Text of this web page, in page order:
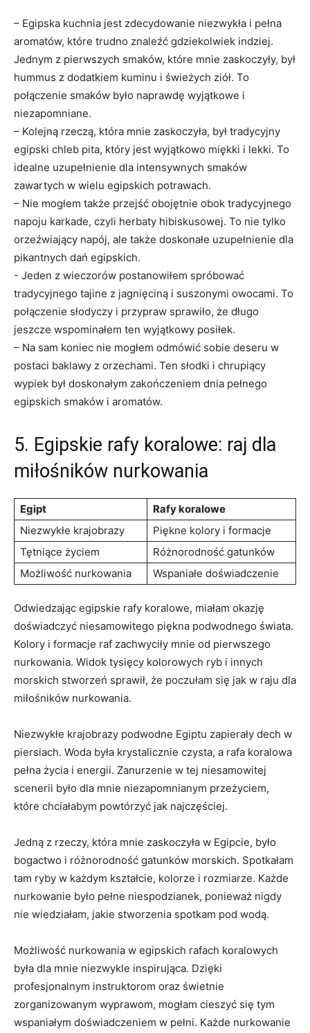
– Egipska kuchnia jest zdecydowanie niezwykła i pełna
aromatów, które ‍trudno znaleźć ​gdziekolwiek ⁤indziej.
Jednym z‌ pierwszych smaków,‍ które mnie zaskoczyły, był
hummus ⁤z dodatkiem‍ kuminu i świeżych ziół. To
połączenie smaków⁤ było naprawdę wyjątkowe i
niezapomniane.
– ⁣Kolejną rzeczą, która mnie zaskoczyła, był⁢ tradycyjny‌
egipski chleb pita, który ‌jest wyjątkowo miękki i lekki. To
idealne uzupełnienie dla intensywnych smaków
zawartych w wielu egipskich potrawach.
– ‌Nie mogłem także przejść obojętnie obok tradycyjnego
napoju karkade, ⁣czyli ⁢herbaty hibiskusowej. To nie tylko‌
orzeźwiający napój, ale także doskonałe uzupełnienie dla
pikantnych dań egipskich.
-⁣ Jeden z ⁢wieczorów postanowiłem spróbować
tradycyjnego‌ tajine⁣ z jagnięciną i⁢ suszonymi owocami. To
połączenie​ słodyczy i przypraw sprawiło, że długo
jeszcze wspominałem ten wyjątkowy posiłek.
– Na‌ sam​ koniec nie⁣ mogłem odmówić ⁤sobie deseru w⁤
postaci‌ baklawy z ⁢orzechami. Ten ‍słodki i ‌chrupiący
wypiek był doskonałym⁢ zakończeniem dnia pełnego
egipskich smaków ⁢i aromatów.
5. Egipskie rafy koralowe: raj dla
miłośników nurkowania
Egipt
Rafy koralowe
Niezwykłe krajobrazy
Piękne kolory i formacje
Tętniące‌ życiem
Różnorodność gatunków
Możliwość ⁣nurkowania
Wspaniałe doświadczenie
Odwiedzając egipskie rafy koralowe, miałam okazję
doświadczyć niesamowitego piękna podwodnego świata.
Kolory⁤ i formacje ​raf​ zachwyciły ⁢mnie od pierwszego
‍nurkowania. Widok tysięcy kolorowych ryb i innych
morskich stworzeń ⁤sprawił, że poczułam ‍się​ jak w raju dla
miłośników nurkowania.
Niezwykłe krajobrazy podwodne Egiptu⁤ zapierały dech w
piersiach. Woda była krystalicznie czysta, a rafa koralowa
pełna życia i energii. ​Zanurzenie w tej niesamowitej
scenerii było dla mnie niezapomnianym przeżyciem,
które​ chciałabym powtórzyć jak najczęściej.
Jedną z rzeczy, która mnie zaskoczyła w⁢ Egipcie, było
bogactwo‌ i‌ różnorodność gatunków morskich. Spotkałam
tam ryby w każdym kształcie, kolorze i rozmiarze. Każde
nurkowanie było pełne niespodzianek,‍ ponieważ nigdy
‍nie ‌wiedziałam, ⁣jakie stworzenia‌ spotkam pod wodą.
Możliwość ⁣nurkowania ⁤w ‍egipskich rafach koralowych
była dla mnie niezwykle⁣ inspirująca. Dzięki
profesjonalnym instruktorom⁢ oraz świetnie
zorganizowanym wyprawom, ⁢mogłam cieszyć się​ tym
wspaniałym doświadczeniem w pełni. Każde​ nurkowanie